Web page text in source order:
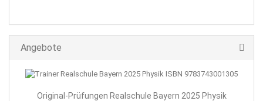
Angebote
Original-Prüfungen Realschule Bayern 2025 Physik